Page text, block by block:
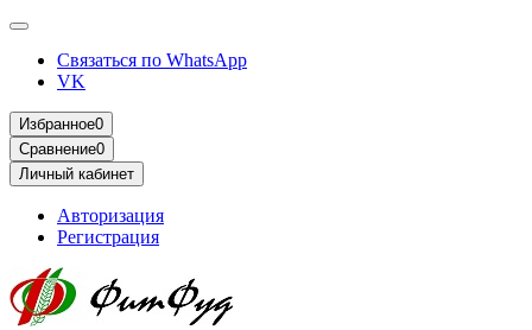
Связаться по WhatsApp
VK
Избранное0
Сравнение0
Личный кабинет
Авторизация
Регистрация